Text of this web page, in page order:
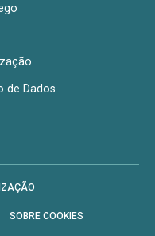
de Dados
SOBRE COOKIES